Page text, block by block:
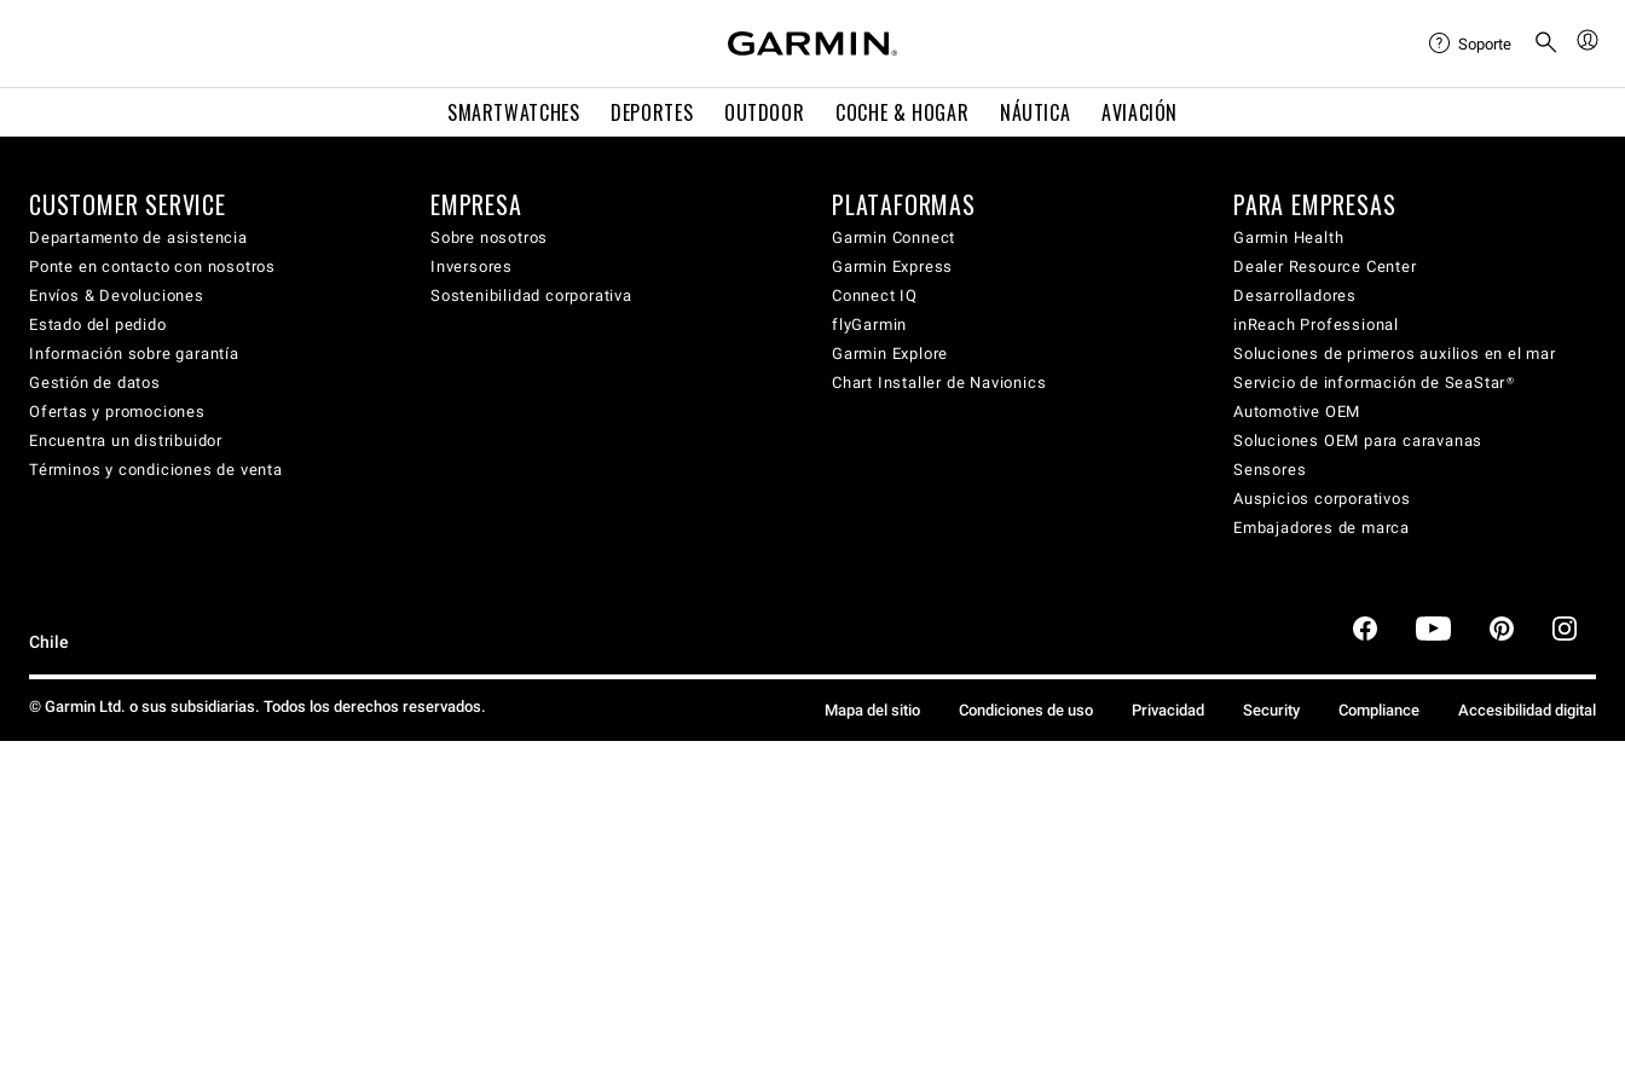
SMARTWATCHES DEPORTES OUTDOOR COCHE & HOGAR NÁUTICA AVIACIÓN
Soporte
CUSTOMER SERVICE
Departamento de asistencia
Ponte en contacto con nosotros
Envíos & Devoluciones
Estado del pedido
Información sobre garantía
Gestión de datos
Ofertas y promociones
Encuentra un distribuidor
Términos y condiciones de venta
EMPRESA
Sobre nosotros
Inversores
Sostenibilidad corporativa
PLATAFORMAS
Garmin Connect
Garmin Express
Connect IQ
flyGarmin
Garmin Explore
Chart Installer de Navionics
PARA EMPRESAS
Garmin Health
Dealer Resource Center
Desarrolladores
inReach Professional
Soluciones de primeros auxilios en el mar
Servicio de información de SeaStar®
Automotive OEM
Soluciones OEM para caravanas
Sensores
Auspicios corporativos
Embajadores de marca
Chile
© Garmin Ltd. o sus subsidiarias. Todos los derechos reservados. Mapa del sitio Condiciones de uso Privacidad Security Compliance Accesibilidad digital